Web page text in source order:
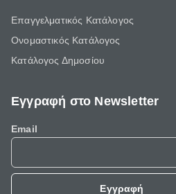
Επαγγελματικός Κατάλογος
Ονομαστικός Κατάλογος
Κατάλογος Δημοσίου
Εγγραφή στο Newsletter
Email
Εγγραφή